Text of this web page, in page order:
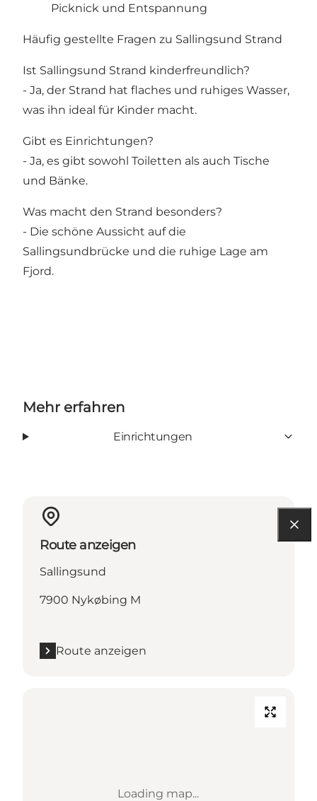
Picknick und Entspannung
Häufig gestellte Fragen zu Sallingsund Strand
Ist Sallingsund Strand kinderfreundlich?
- Ja, der Strand hat flaches und ruhiges Wasser,
was ihn ideal für Kinder macht.
Gibt es Einrichtungen?
- Ja, es gibt sowohl Toiletten als auch Tische
und Bänke.
Was macht den Strand besonders?
- Die schöne Aussicht auf die
Sallingsundbrücke und die ruhige Lage am
Fjord.
Mehr erfahren
Einrichtungen
Route anzeigen
Sallingsund
7900 Nykøbing M
Route anzeigen
Loading map...